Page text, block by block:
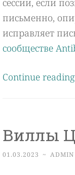
сессии, если
письменно,
исправляет
сообществе
Continue reading
Виллы
01.03.2023 ~ ADMIN